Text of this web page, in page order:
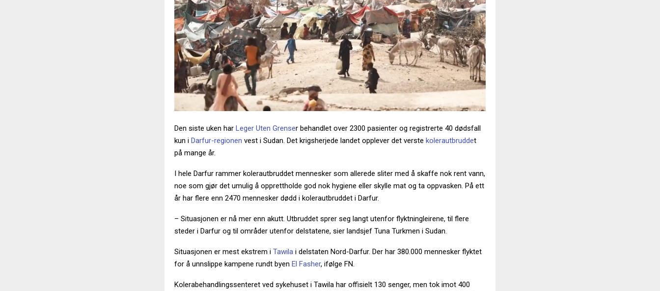
Den siste uken har Leger Uten Grenser behandlet over 2300 pasienter og registrerte 40 dødsfall
kun i Darfur-regionen vest i Sudan. Det krigsherjede landet opplever det verste kolerautbruddet
på mange år.
I hele Darfur rammer kolerautbruddet mennesker som allerede sliter med å skaffe nok rent vann,
noe som gjør det umulig å opprettholde god nok hygiene eller skylle mat og ta oppvasken. På ett
år har flere enn 2470 mennesker dødd i kolerautbruddet i Darfur.
– Situasjonen er nå mer enn akutt. Utbruddet sprer seg langt utenfor flyktningleirene, til flere
steder i Darfur og til områder utenfor delstatene, sier landsjef Tuna Turkmen i Sudan.
Situasjonen er mest ekstrem i Tawila i delstaten Nord-Darfur. Der har 380.000 mennesker flyktet
for å unnslippe kampene rundt byen El Fasher, ifølge FN.
Kolerabehandlingssenteret ved sykehuset i Tawila har offisielt 130 senger, men tok imot 400